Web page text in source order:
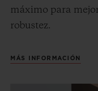
máximo para
robustez.
MÁS INFORMACIÓN